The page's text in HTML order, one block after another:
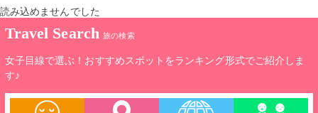
読み込めませんでした
Travel Search 旅の検索
女子目線で選ぶ！おすすめスポットをランキング形式でご紹介しま
す♪